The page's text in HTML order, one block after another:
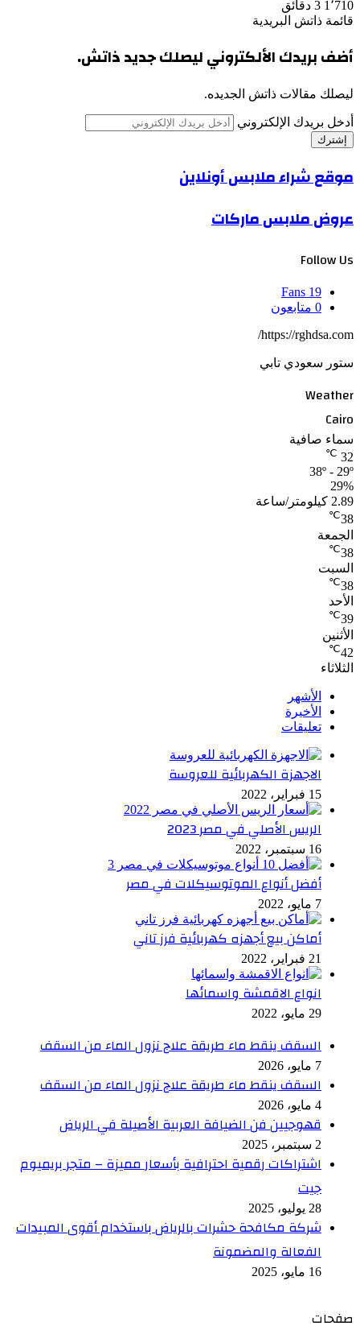
1٬710 3 دقائق
قائمة ذاتش البريدية
أضف بريدك الألكتروني ليصلك جديد ذاتش.
ليصلك مقالات ذاتش الجديده.
أدخل بريدك الإلكتروني
موقع شراء ملابس أونلاين
عروض ملابس ماركات
Follow Us
19
Fans
0 متابعون
https://rghdsa.com/
ستور سعودي تابي
Weather
Cairo
سماء صافية
32
℃
38º - 29º
29%
2.89 كيلومتر/ساعة
38
℃
الجمعة
38
℃
السبت
38
℃
الأحد
39
℃
الأثنين
42
℃
الثلاثاء
الأشهر
الأخيرة
تعليقات
الاجهزة الكهربائية للعروسة
15 فبراير، 2022
الريس الأصلي في مصر 2023
16 سبتمبر، 2022
أفضل أنواع الموتوسيكلات في مصر
7 مايو، 2022
أماكن بيع أجهزه كهربائية فرز تاني
21 فبراير، 2022
انواع الاقمشة واسمائها
29 مايو، 2022
السقف ينقط ماء طريقة علاج نزول الماء من السقف
7 مايو، 2026
السقف ينقط ماء طريقة علاج نزول الماء من السقف
4 مايو، 2026
قهوجيين فن الضيافة العربية الأصيلة في الرياض
2 سبتمبر، 2025
اشتراكات رقمية احترافية بأسعار مميزة – متجر بريميوم
جيت
28 يوليو، 2025
شركة مكافحة حشرات بالرياض باستخدام أقوى المبيدات
الفعالة والمضمونة
16 مايو، 2025
صفحات